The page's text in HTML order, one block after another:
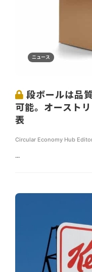
ニュース
段ボールは品
可能。オースト
表
Circular Economy Hub
...